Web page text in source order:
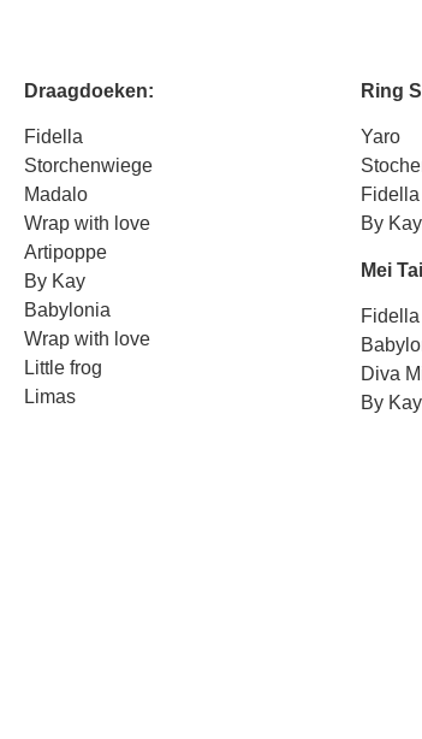
Draagdoeken:
Fidella
Storchenwiege
Madalo
Wrap with love
Artipoppe
By Kay
Babylonia
Wrap with love
Little frog
Limas
Ring
Yaro
Fidella
By Kay
Mei
Fidella
Diva
By Kay